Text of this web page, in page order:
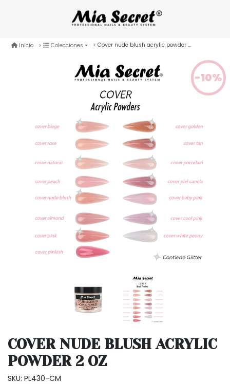
Inicio Colecciones Cover nude blush acrylic powder 2 oz
-10%
COVER NUDE BLUSH ACRYLIC
POWDER 2 OZ
SKU: PL430-CM